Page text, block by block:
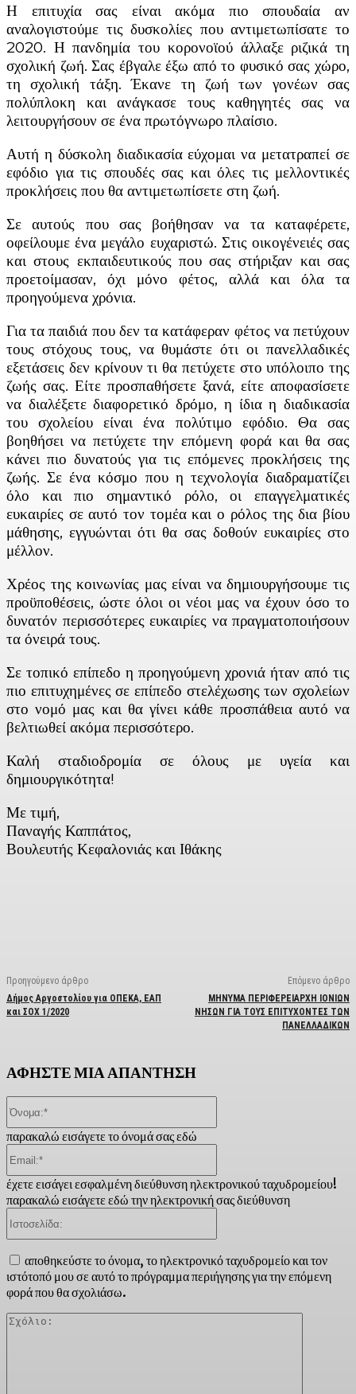
Η επιτυχία σας είναι ακόμα πιο σπουδαία αν
αναλογιστούμε τις δυσκολίες που αντιμετωπίσατε το
2020. Η πανδημία του κορονοϊού άλλαξε ριζικά τη
σχολική ζωή. Σας έβγαλε έξω από το φυσικό σας χώρο,
τη σχολική τάξη. Έκανε τη ζωή των γονέων σας
πολύπλοκη και ανάγκασε τους καθηγητές σας να
λειτουργήσουν σε ένα πρωτόγνωρο πλαίσιο.
Αυτή η δύσκολη διαδικασία εύχομαι να μετατραπεί σε
εφόδιο για τις σπουδές σας και όλες τις μελλοντικές
προκλήσεις που θα αντιμετωπίσετε στη ζωή.
Σε αυτούς που σας βοήθησαν να τα καταφέρετε,
οφείλουμε ένα μεγάλο ευχαριστώ. Στις οικογένειές σας
και στους εκπαιδευτικούς που σας στήριξαν και σας
προετοίμασαν, όχι μόνο φέτος, αλλά και όλα τα
προηγούμενα χρόνια.
Για τα παιδιά που δεν τα κατάφεραν φέτος να πετύχουν
τους στόχους τους, να θυμάστε ότι οι πανελλαδικές
εξετάσεις δεν κρίνουν τι θα πετύχετε στο υπόλοιπο της
ζωής σας. Είτε προσπαθήσετε ξανά, είτε αποφασίσετε
να διαλέξετε διαφορετικό δρόμο, η ίδια η διαδικασία
του σχολείου είναι ένα πολύτιμο εφόδιο. Θα σας
βοηθήσει να πετύχετε την επόμενη φορά και θα σας
κάνει πιο δυνατούς για τις επόμενες προκλήσεις της
ζωής. Σε ένα κόσμο που η τεχνολογία διαδραματίζει
όλο και πιο σημαντικό ρόλο, οι επαγγελματικές
ευκαιρίες σε αυτό τον τομέα και ο ρόλος της δια βίου
μάθησης, εγγυώνται ότι θα σας δοθούν ευκαιρίες στο
μέλλον.
Χρέος της κοινωνίας μας είναι να δημιουργήσουμε τις
προϋποθέσεις, ώστε όλοι οι νέοι μας να έχουν όσο το
δυνατόν περισσότερες ευκαιρίες να πραγματοποιήσουν
τα όνειρά τους.
Σε τοπικό επίπεδο η προηγούμενη χρονιά ήταν από τις
πιο επιτυχημένες σε επίπεδο στελέχωσης των σχολείων
στο νομό μας και θα γίνει κάθε προσπάθεια αυτό να
βελτιωθεί ακόμα περισσότερο.
Καλή σταδιοδρομία σε όλους με υγεία και
δημιουργικότητα!
Με τιμή,
Παναγής Καππάτος,
Βουλευτής Κεφαλονιάς και Ιθάκης
Προηγούμενο άρθρο
Δήμος Αργοστολίου για ΟΠΕΚΑ, ΕΑΠ
και ΣΟΧ 1/2020
Επόμενο άρθρο
ΜΗΝΥΜΑ ΠΕΡΙΦΕΡΕΙΑΡΧΗ ΙΟΝΙΩΝ
ΝΗΣΩΝ ΓΙΑ ΤΟΥΣ ΕΠΙΤΥΧΟΝΤΕΣ ΤΩΝ
ΠΑΝΕΛΛΑΔΙΚΩΝ
ΑΦΗΣΤΕ ΜΙΑ ΑΠΑΝΤΗΣΗ
παρακαλώ εισάγετε το όνομά σας εδώ
έχετε εισάγει εσφαλμένη διεύθυνση ηλεκτρονικού ταχυδρομείου!
παρακαλώ εισάγετε εδώ την ηλεκτρονική σας διεύθυνση
αποθηκεύστε το όνομα, το ηλεκτρονικό ταχυδρομείο και τον
ιστότοπό μου σε αυτό το πρόγραμμα περιήγησης για την επόμενη
φορά που θα σχολιάσω.